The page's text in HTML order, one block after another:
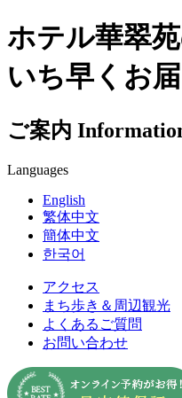
ホテル華翠
いち早くお
ご案内
Languages
English
繁体中文
簡体中文
한국어
アクセス
まち歩き＆周辺観光
よくあるご質問
お問い合わせ